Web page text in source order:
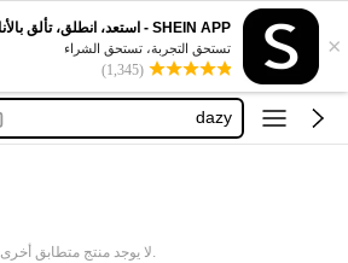
×
SHEIN APP - استعد، انطلق، تألق بالأناقة!
تستحق التجربة، تستحق الشراء
(1,345)
maija
motf
dazy
.لا يوجد منتج متطابق أخرى